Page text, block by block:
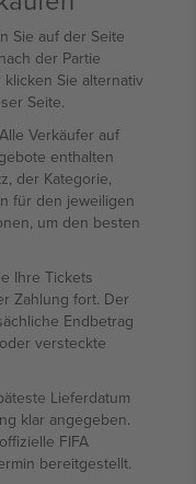
Sie auf der Seite
nach der Partie
Sie alternativ
Seite.
Verkäufer auf
enthalten
der Kategorie,
für den jeweiligen
um den besten
Ihre Tickets
Zahlung fort. Der
Endbetrag
versteckte
Lieferdatum
klar angegeben.
FIFA
bereitgestellt.